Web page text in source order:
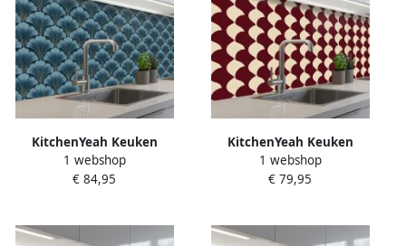
KitchenYeah Keuken
achterwand 250x60 cm
Spatscherm zelfklevend
fornuis
1 webshop
€ 84,95
KitchenYeah Keuken
achterwand 200x80 cm
Spatscherm zelfklevend
fornuis
1 webshop
€ 79,95